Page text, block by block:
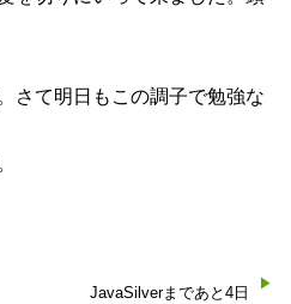
さて明日もこの調子で勉強な
JavaSilverまであと4日